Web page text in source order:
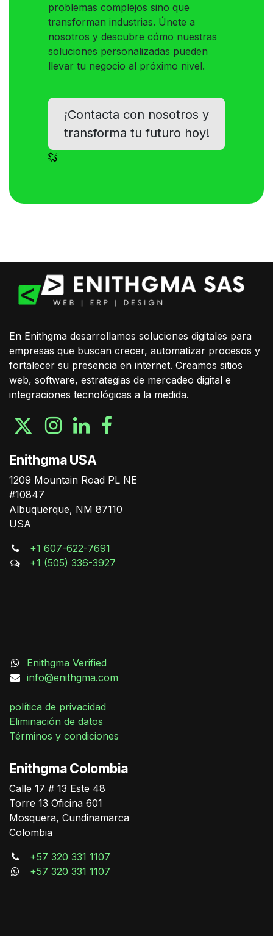
problemas complejos sino que
transforman industrias. Únete a
nosotros y descubre cómo nuestras
soluciones personalizadas pueden
llevar tu negocio al próximo nivel.
¡Contacta con nosotros y
transforma tu futuro hoy!
En Enithgma desarrollamos soluciones digitales para
empresas que buscan crecer, automatizar procesos y
fortalecer su presencia en internet. Creamos sitios
web, software, estrategias de mercadeo digital e
integraciones tecnológicas a la medida.
Enithgma USA
1209 Mountain Road PL NE
#10847
Albuquerque, NM 87110
USA
+1 607-622-7691
+1 (505) 336-3927
German Triana
Online
Enithgma Verified
info@enithgma.com
política de privacidad
Eliminación de datos
Términos y condiciones
Enithgma Colombia
Calle 17 # 13 Este 48
Torre 13 Oficina 601
Mosquera, Cundinamarca
Colombia
+57 320 331 1107
+57 320 331 1107